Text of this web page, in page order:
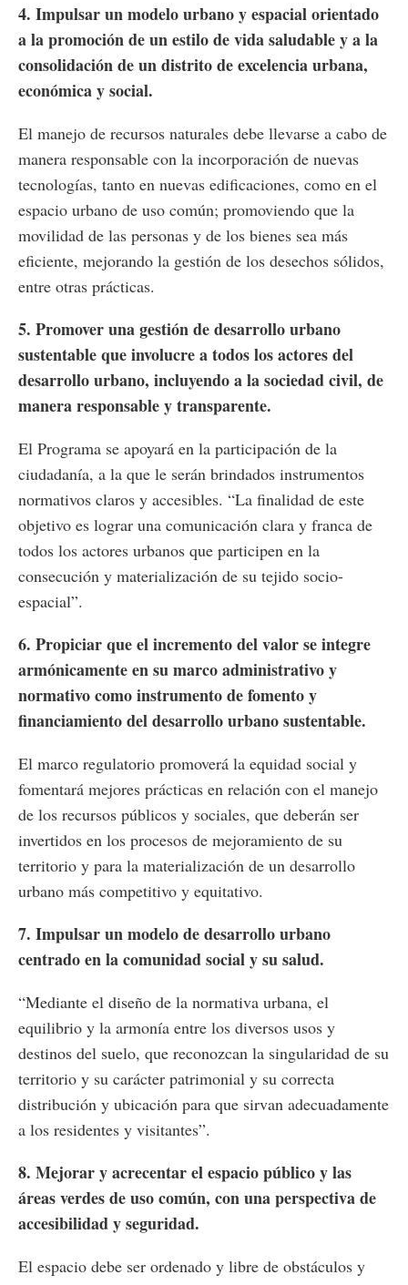
4. Impulsar un modelo urbano y espacial orientado
a la promoción de un estilo de vida saludable y a la
consolidación de un distrito de excelencia urbana,
económica y social.
El manejo de recursos naturales debe llevarse a cabo de
manera responsable con la incorporación de nuevas
tecnologías, tanto en nuevas edificaciones, como en el
espacio urbano de uso común; promoviendo que la
movilidad de las personas y de los bienes sea más
eficiente, mejorando la gestión de los desechos sólidos,
entre otras prácticas.
5. Promover una gestión de desarrollo urbano
sustentable que involucre a todos los actores del
desarrollo urbano, incluyendo a la sociedad civil, de
manera responsable y transparente.
El Programa se apoyará en la participación de la
ciudadanía, a la que le serán brindados instrumentos
normativos claros y accesibles. “La finalidad de este
objetivo es lograr una comunicación clara y franca de
todos los actores urbanos que participen en la
consecución y materialización de su tejido socio-
espacial”.
6. Propiciar que el incremento del valor se integre
armónicamente en su marco administrativo y
normativo como instrumento de fomento y
financiamiento del desarrollo urbano sustentable.
El marco regulatorio promoverá la equidad social y
fomentará mejores prácticas en relación con el manejo
de los recursos públicos y sociales, que deberán ser
invertidos en los procesos de mejoramiento de su
territorio y para la materialización de un desarrollo
urbano más competitivo y equitativo.
7. Impulsar un modelo de desarrollo urbano
centrado en la comunidad social y su salud.
“Mediante el diseño de la normativa urbana, el
equilibrio y la armonía entre los diversos usos y
destinos del suelo, que reconozcan la singularidad de su
territorio y su carácter patrimonial y su correcta
distribución y ubicación para que sirvan adecuadamente
a los residentes y visitantes”.
8. Mejorar y acrecentar el espacio público y las
áreas verdes de uso común, con una perspectiva de
accesibilidad y seguridad.
El espacio debe ser ordenado y libre de obstáculos y